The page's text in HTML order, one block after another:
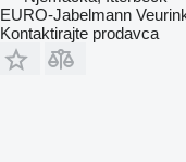
EURO-Jabelmann
Kontaktirajte prodavca